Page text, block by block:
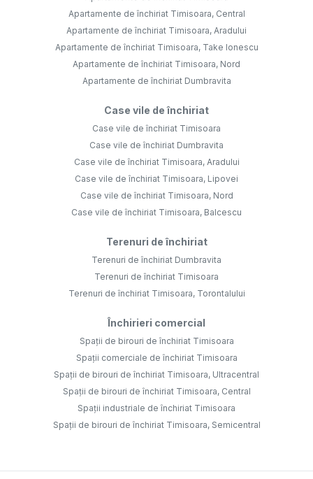
Apartamente de închiriat Timisoara, Central
Apartamente de închiriat Timisoara, Aradului
Apartamente de închiriat Timisoara, Take Ionescu
Apartamente de închiriat Timisoara, Nord
Apartamente de închiriat Dumbravita
Case vile de închiriat
Case vile de închiriat Timisoara
Case vile de închiriat Dumbravita
Case vile de închiriat Timisoara, Aradului
Case vile de închiriat Timisoara, Lipovei
Case vile de închiriat Timisoara, Nord
Case vile de închiriat Timisoara, Balcescu
Terenuri de închiriat
Terenuri de închiriat Dumbravita
Terenuri de închiriat Timisoara
Terenuri de închiriat Timisoara, Torontalului
Închirieri comercial
Spații de birouri de închiriat Timisoara
Spații comerciale de închiriat Timisoara
Spații de birouri de închiriat Timisoara, Ultracentral
Spații de birouri de închiriat Timisoara, Central
Spații industriale de închiriat Timisoara
Spații de birouri de închiriat Timisoara, Semicentral